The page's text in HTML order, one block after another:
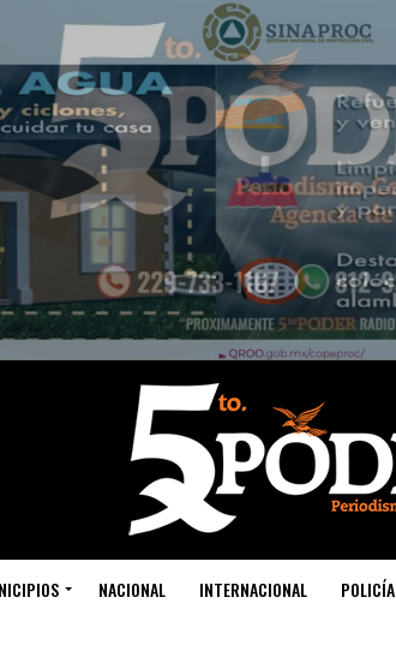
NACIONAL INTERNACIONAL POLICÍA